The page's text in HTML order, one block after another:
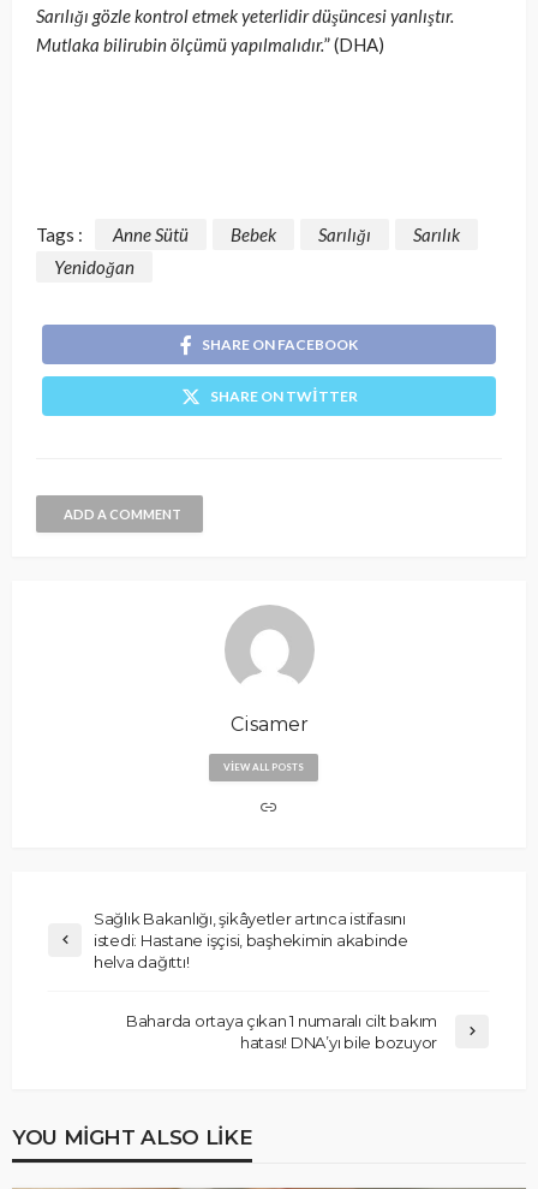
Sarılığı gözle kontrol etmek yeterlidir düşüncesi yanlıştır.
Mutlaka bilirubin ölçümü yapılmalıdır.” (DHA)
Tags : Anne Sütü Bebek Sarılığı
Sarılık
Yenidoğan
SHARE ON FACEBOOK
SHARE ON TWITTER
ADD A COMMENT
Cisamer
VIEW ALL POSTS
Sağlık Bakanlığı, şikâyetler artınca istifasını
istedi: Hastane işçisi, başhekimin akabinde
helva dağıttı!
Baharda ortaya çıkan 1 numaralı cilt bakım
hatası! DNA’yı bile bozuyor
YOU MIGHT ALSO LIKE